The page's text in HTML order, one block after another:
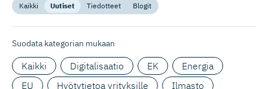
Kaikki Uutiset Tiedotteet Blogit
Suodata kategorian mukaan
Kaikki Digitalisaatio EK
Energia
EU
Hyötytietoa yrityksille
Ilmasto